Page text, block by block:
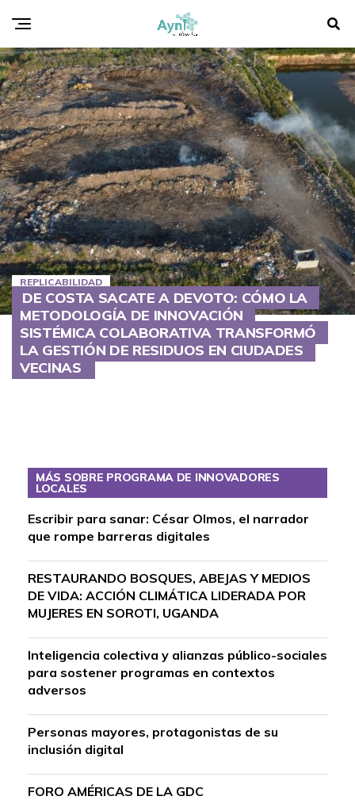
REPLICABILIDAD
DE COSTA SACATE A DEVOTO: CÓMO LA
METODOLOGÍA DE INNOVACIÓN
SISTÉMICA COLABORATIVA TRANSFORMÓ
LA GESTIÓN DE RESIDUOS EN CIUDADES
VECINAS
MÁS SOBRE PROGRAMA DE INNOVADORES
LOCALES
Escribir para sanar: César Olmos, el narrador
que rompe barreras digitales
RESTAURANDO BOSQUES, ABEJAS Y MEDIOS
DE VIDA: ACCIÓN CLIMÁTICA LIDERADA POR
MUJERES EN SOROTI, UGANDA
Inteligencia colectiva y alianzas público-sociales
para sostener programas en contextos
adversos
Personas mayores, protagonistas de su
inclusión digital
FORO AMÉRICAS DE LA GDC